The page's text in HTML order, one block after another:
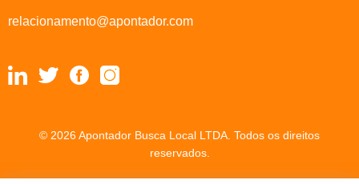
relacionamento@apontador.com
© 2026 Apontador Busca Local LTDA. Todos os direitos
reservados.